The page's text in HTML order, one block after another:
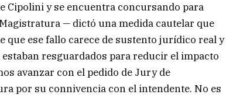
Cipolini y se encuentra concursando para
— dictó una medida cautelar que
que ese fallo carece de sustento jurídico real y
resguardados para reducir el impacto
avanzar con el pedido de Jury de
por su connivencia con el intendente. No es